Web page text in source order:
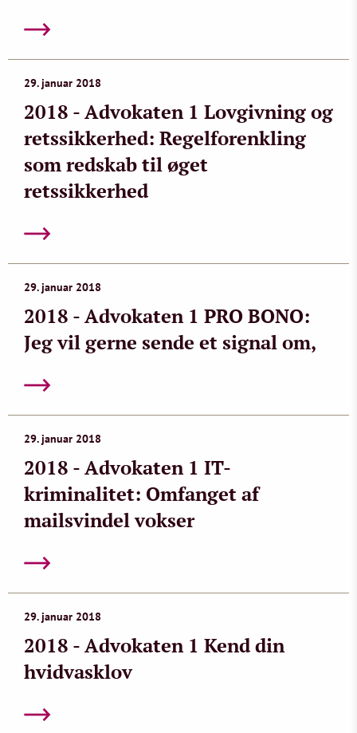
29. januar 2018
2018 - Advokaten 1 Lovgivning og
retssikkerhed: Regelforenkling
som redskab til øget
retssikkerhed
29. januar 2018
2018 - Advokaten 1 PRO BONO:
Jeg vil gerne sende et signal om,
29. januar 2018
2018 - Advokaten 1 IT-
kriminalitet: Omfanget af
mailsvindel vokser
29. januar 2018
2018 - Advokaten 1 Kend din
hvidvasklov